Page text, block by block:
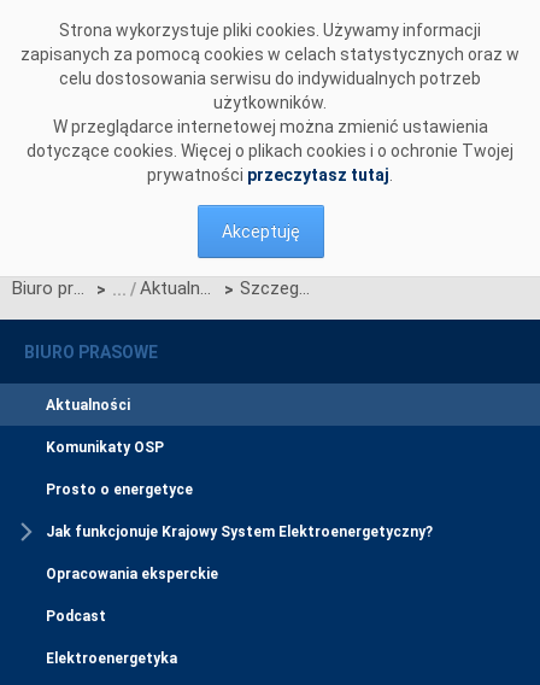
Strona wykorzystuje pliki cookies. Używamy informacji
zapisanych za pomocą cookies w celach statystycznych oraz w
celu dostosowania serwisu do indywidualnych potrzeb
użytkowników.
W przeglądarce internetowej można zmienić ustawienia
dotyczące cookies. Więcej o plikach cookies i o ochronie Twojej
prywatności przeczytasz tutaj
Akceptuję
Biuro prasowe > Aktualności > Szczegółowy harmonogram certyfikacji ogólnej
BIURO PRASOWE
Aktualności
Komunikaty OSP
Prosto o energetyce
Jak funkcjonuje Krajowy System Elektroenergetyczny?
Opracowania eksperckie
Podcast
Elektroenergetyka